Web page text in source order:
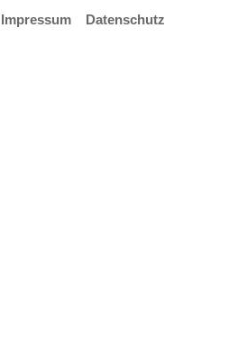
Impressum Datenschutz